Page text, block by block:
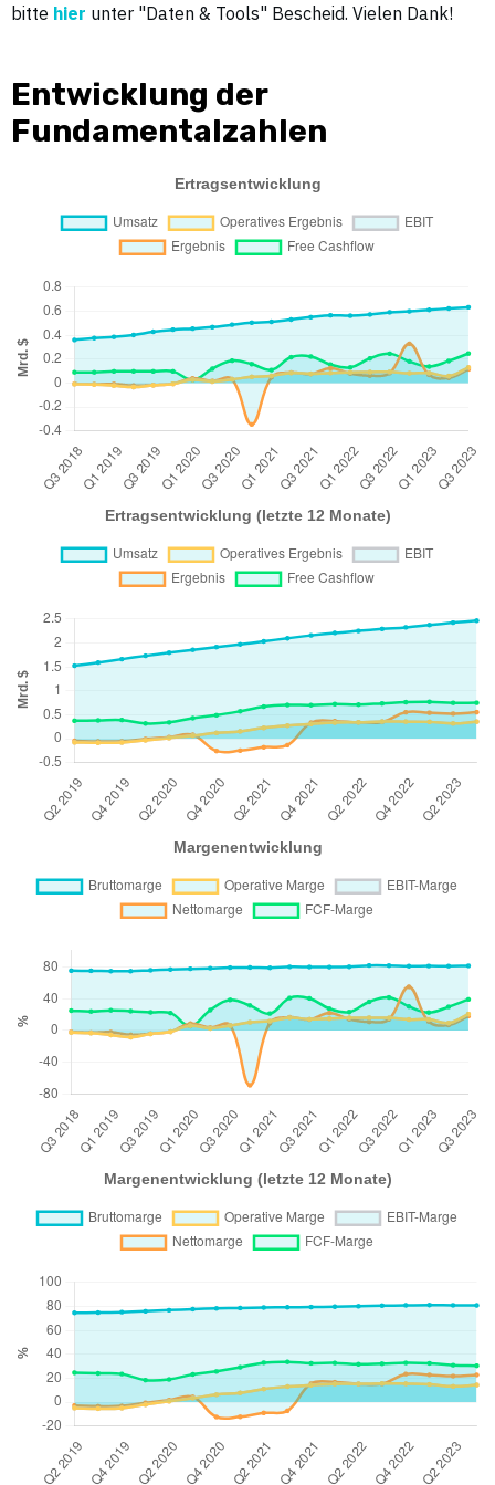
bitte hier unter "Daten & Tools" Bescheid. Vielen Dank!
Entwicklung der
Fundamentalzahlen